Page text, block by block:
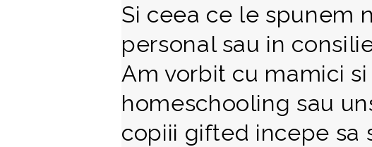
Si ceea ce le spunem
personal sau in
Am vorbit cu mamici
homeschooling sau
copiii gifted incepe sa